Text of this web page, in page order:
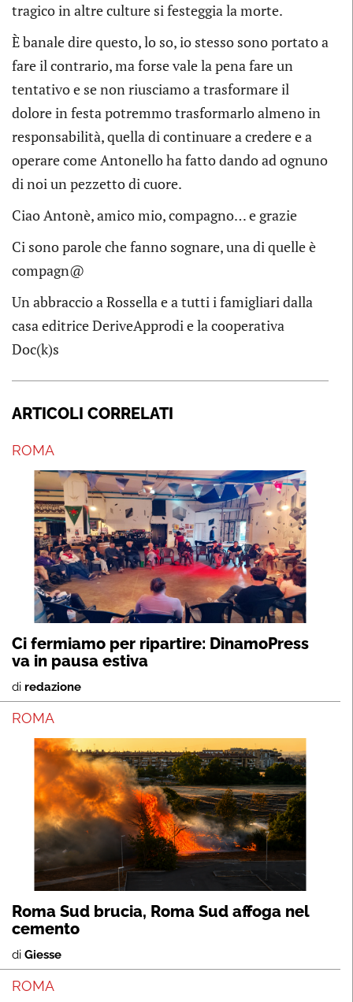
tragico in altre culture si festeggia la morte.
È banale dire questo, lo so, io stesso sono portato a
fare il contrario, ma forse vale la pena fare un
tentativo e se non riusciamo a trasformare il
dolore in festa potremmo trasformarlo almeno in
responsabilità, quella di continuare a credere e a
operare come Antonello ha fatto dando ad ognuno
di noi un pezzetto di cuore.
Ciao Antonè, amico mio, compagno… e grazie
Ci sono parole che fanno sognare, una di quelle è
compagn@
Un abbraccio a Rossella e a tutti i famigliari dalla
casa editrice DeriveApprodi e la cooperativa
Doc(k)s
ARTICOLI CORRELATI
ROMA
Ci fermiamo per ripartire: DinamoPress
va in pausa estiva
di redazione
ROMA
Roma Sud brucia, Roma Sud affoga nel
cemento
di Giesse
ROMA